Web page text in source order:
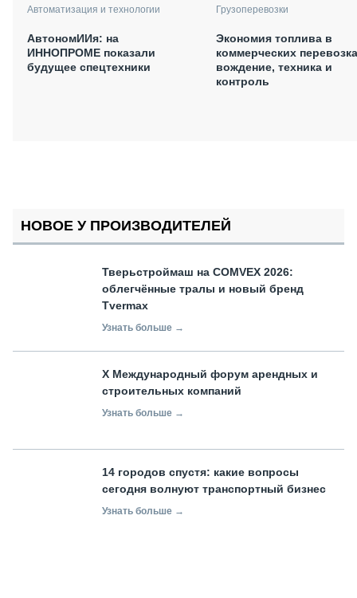
Автоматизация и технологии
АвтономИИя: на
ИННОПРОМЕ показали
будущее спецтехники
Грузоперевозки
Экономия топлива в
коммерческих
вождение, техника и
контроль
НОВОЕ У ПРОИЗВОДИТЕЛЕЙ
Тверьстроймаш на COMVEX 2026:
облегчённые тралы и новый бренд
Tvermax
Узнать больше →
X Международный форум арендных и
строительных компаний
Узнать больше →
14 городов спустя: какие вопросы
сегодня волнуют транспортный бизнес
Узнать больше →